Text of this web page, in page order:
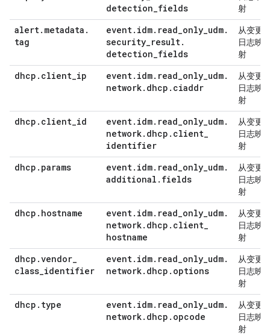
detection_fields
射
alert. metadata .
tag
event. idm. read_only_udm.
security_result.
detection_fields
从变更
日志映
射
dhcp . client_ip event. idm. read_only_udm.
network. dhcp . ciaddr
从变更
日志映
射
dhcp . client_id event. idm. read_only_udm.
network. dhcp . client_
identifier
从变更
日志映
射
dhcp . params event. idm. read_only_udm.
additional . fields
从变更
日志映
射
dhcp . hostname event. idm. read_only_udm.
network. dhcp . client_
hostname
从变更
日志映
射
dhcp .vendor_
class_identifier
event. idm. read_only_udm.
network. dhcp . options
从变更
日志映
射
dhcp . type event. idm. read_only_udm.
network. dhcp . opcode
从变更
日志映
射